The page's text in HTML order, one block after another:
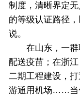
制度，清晰界定
的等级认证路径
说。
在山东，一
配送疫苗；在浙
二期工程建设，
游通用机场……当